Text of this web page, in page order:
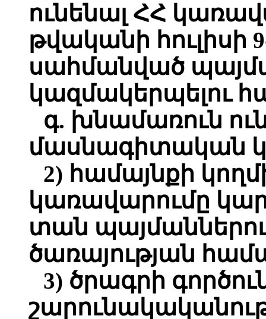
ունենալ ՀՀ
թվականի հուլիսի
սահմանված
կազմակերպելու
գ. խնամառուն
մասնագիտական
2) համայնքի
կառավարումը
տան
ծառայության
3) ծրագրի